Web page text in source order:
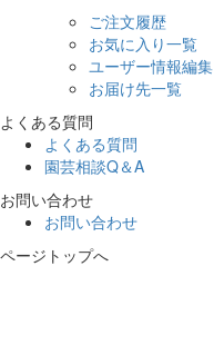
ご注文履歴
お気に入り一覧
ユーザー情報編集
お届け先一覧
よくある質問
よくある質問
園芸相談Q＆A
お問い合わせ
お問い合わせ
ページトップへ